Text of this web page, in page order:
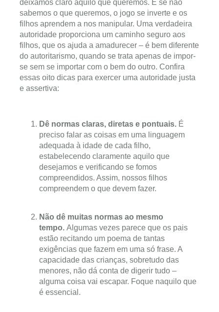
deixamos claro aquilo que queremos. E se não
sabemos o que queremos, o jogo se inverte e os
filhos aprendem a nos manipular. Uma verdadeira
autoridade proporciona um caminho seguro aos
filhos, que os ajuda a amadurecer – é bem diferente
do autoritarismo, quando se trata apenas de impor-
se sem se importar com o bem do outro. Confira
essas oito dicas para exercer uma autoridade justa
e assertiva:
Dê normas claras, diretas e pontuais. É
preciso falar as coisas em uma linguagem
adequada à idade de cada filho,
estabelecendo claramente aquilo que
desejamos e verificando se fomos
compreendidos. Assim, nossos filhos
compreendem o que devem fazer.
Não dê muitas normas ao mesmo
tempo. Algumas vezes parece que os pais
estão recitando um poema de tantas
exigências que fazem em uma só frase. A
capacidade das crianças, sobretudo das
menores, não dá conta de digerir tudo –
alguma coisa vai escapar. Foque naquilo que
é essencial.